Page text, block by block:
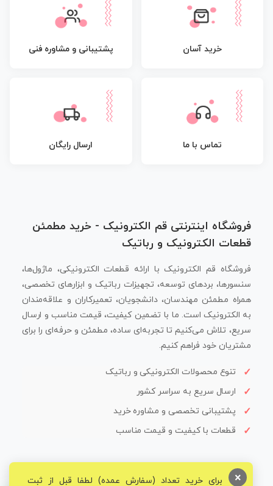
خرید آسان پشتیبانی و مشاوره فنی
تماس با ما ارسال رایگان
فروشگاه اینترنتی قم الکترونیک - خرید مطمئن
قطعات الکترونیک و رباتیک
فروشگاه قم الکترونیک با ارائه قطعات الکترونیکی، ماژول‌ها،
سنسورها، بردهای توسعه، تجهیزات رباتیک و ابزارهای تخصصی،
همراه مطمئن مهندسان، دانشجویان، تعمیرکاران و علاقه‌مندان
به الکترونیک است. ما با تضمین کیفیت، قیمت مناسب و ارسال
سریع، تلاش می‌کنیم تا تجربه‌ای ساده، مطمئن و حرفه‌ای را برای
مشتریان خود فراهم کنیم.
تنوع محصولات الکترونیکی و رباتیک
ارسال سریع به سراسر کشور
پشتیبانی تخصصی و مشاوره خرید
قطعات با کیفیت و قیمت مناسب
برای خرید تعداد (سفارش عمده) لطفا قبل از ثبت ×